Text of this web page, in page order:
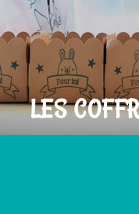
LES